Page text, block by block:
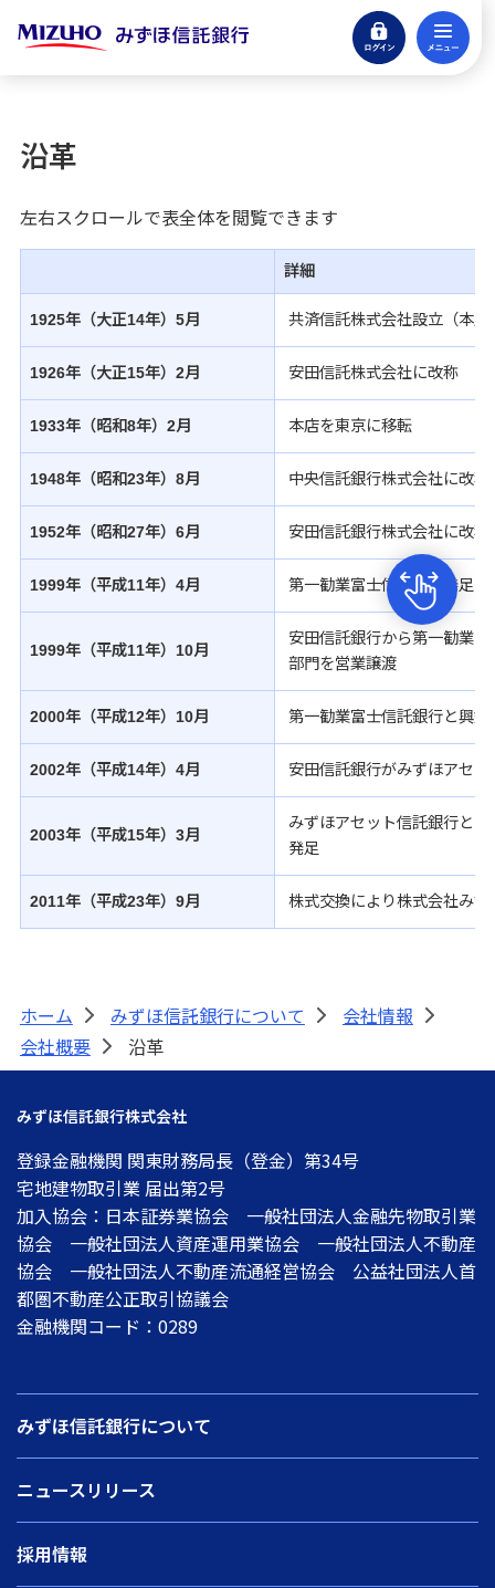
ログイン
閉じる
貯める・増やす
引き継ぐ・遺す
借りる
アパートローン
不動産
仲介・コンサルティング
ATM・店舗
みずほ信託銀行について
沿革
左右スクロールで表全体を閲覧できます
詳細
1925年（大正14年）5月 共済信託株式会社設立（本店
1926年（大正15年）2月 安田信託株式会社に改称
1933年（昭和8年）2月 本店を東京に移転
1948年（昭和23年）8月 中央信託銀行株式会社に改称
1952年（昭和27年）6月 安田信託銀行株式会社に改称
1999年（平成11年）4月 第一勧業富士信託銀行発足
1999年（平成11年）10月
安田信託銀行から第一勧業
部門を営業譲渡
2000年（平成12年）10月 第一勧業富士信託銀行と興
2002年（平成14年）4月 安田信託銀行がみずほアセ
2003年（平成15年）3月
みずほアセット信託銀行と
発足
2011年（平成23年）9月 株式交換により株式会社み
ホーム > みずほ信託銀行について > 会社情報
>
会社概要
> 沿革
みずほ信託銀行株式会社
登録金融機関 関東財務局長（登金）第34号
宅地建物取引業 届出第2号
加入協会：日本証券業協会 一般社団法人金融先物取引業
協会 一般社団法人資産運用業協会 一般社団法人不動産
協会 一般社団法人不動産流通経営協会 公益社団法人首
都圏不動産公正取引協議会
金融機関コード：0289
みずほ信託銀行について
ニュースリリース
採用情報